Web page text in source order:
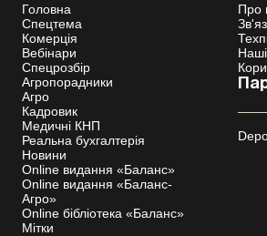
Головна
Спецтема
Комерція
Вебінари
Спецрозбір
Агропорадники
Агро
Кадровик
Медичні КНП
Реальна бухгалтерія
Новини
Online видання «Баланс»
Online видання «Баланс-
Агро»
Online бібліотека «Баланс»
Мітки
Про